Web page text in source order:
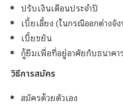
ปรับเงินเดือนประจำปี
เบี้ยเลี้ยง (ในกรณีออกต่างจั
เบี้ยขยัน
กู้ยืมเพื่อที่อยู่อาศัยกับธนาคา
วิธีการสมัคร
สมัครด้วยตัวเอง